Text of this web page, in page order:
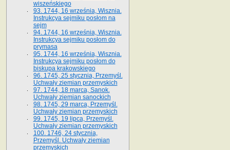
wiszeńskiego
93. 1744, 16 września, Wisznia.
Instrukcya sejmiku posłom na
sejm
94. 1744, 16 września, Wisznia.
Instrukcya sejmiku posłom do
prymasa
95. 1744, 16 września, Wisznia.
Instrukcya sejmiku posłom do
biskupa krakowskiego
96. 1745, 25 stycznia, Przemyśl.
Uchwały ziemian przemyskich
97. 1744, 18 marca, Sanok.
Uchwały ziemian sanockich
98. 1745, 29 marca, Przemyśl.
Uchwały ziemian przemyskich
99. 1745, 19 lipca, Przemyśl.
Uchwały ziemian przemyskich
100. 1746, 24 stycznia,
Przemyśl. Uchwały ziemian
przemyskich